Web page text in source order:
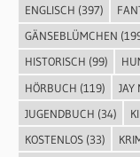
ENGLISCH (397)
GÄNSEBLÜMCHEN
HISTORISCH (99)
HÖRBUCH (119) JAY
JUGENDBUCH (34)
KOSTENLOS(33)